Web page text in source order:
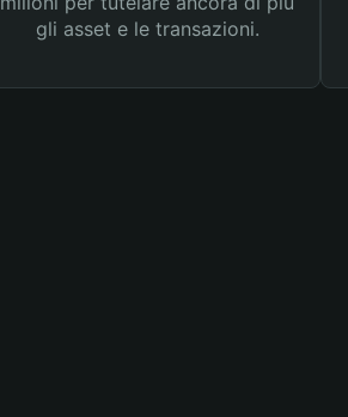
gli asset e le transazioni.